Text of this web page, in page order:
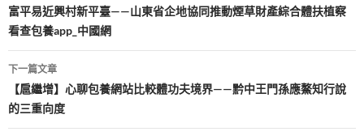
章
導
覽
富平易近興村新平臺——山東省企地協同推動煙草財產綜合體扶植察
看查包養app_中國網
下一篇文章
【扈繼增】心聊包養網站比較體功夫境界——黔中王門孫應鰲知行說
的三重向度